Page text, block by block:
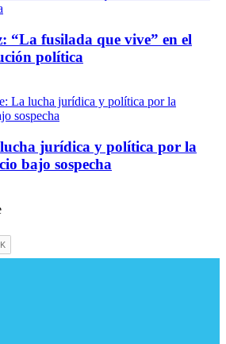
“La fusilada que vive” en el
política
jurídica y política por la
bajo sospecha